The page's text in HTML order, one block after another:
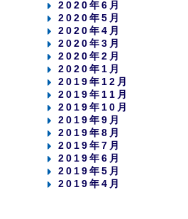
2020年6月
2020年5月
2020年4月
2020年3月
2020年2月
2020年1月
2019年12月
2019年11月
2019年10月
2019年9月
2019年8月
2019年7月
2019年6月
2019年5月
2019年4月